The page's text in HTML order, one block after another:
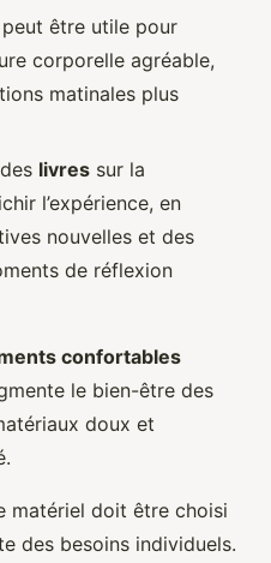
être utile pour
corporelle agréable,
matinales plus
livres sur la
l’expérience, en
nouvelles et des
de réflexion
confortables
le bien-être des
doux et
matériel doit être choisi
des besoins individuels.